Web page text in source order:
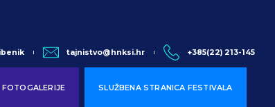
FOTOGALERIJE SLUŽBENA STRANICA FESTIVALA
tajnistvo@hnksi.hr +385(22) 213-145